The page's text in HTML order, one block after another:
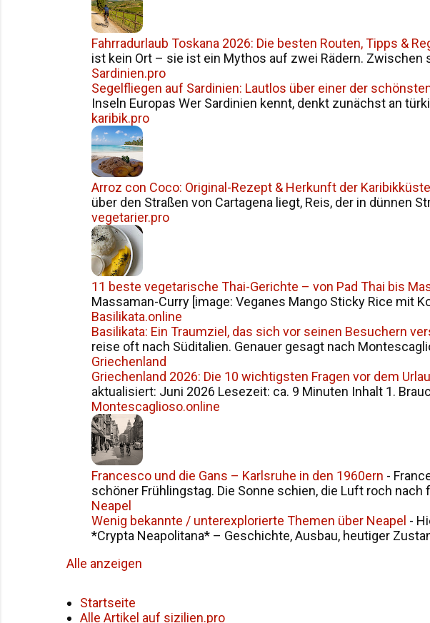
Fahrradurlaub Toskana 2026: Die besten Routen, Tipps &
ist kein Ort – sie ist ein Mythos auf zwei Rädern. Zwischen
Sardinien.pro
Segelfliegen auf Sardinien: Lautlos über einer der
Inseln Europas Wer Sardinien kennt, denkt zunächst an
karibik.pro
Arroz con Coco: Original-Rezept & Herkunft der Karibikküste
über den Straßen von Cartagena liegt, Reis, der in dünnen
vegetarier.pro
11 beste vegetarische Thai-Gerichte – von Pad Thai bis
Massaman-Curry [image: Veganes Mango Sticky Rice mit
Basilikata.online
Basilikata: Ein Traumziel, das sich vor seinen Besuchern
reise oft nach Süditalien. Genauer gesagt nach
Griechenland
Griechenland 2026: Die 10 wichtigsten Fragen vor dem
aktualisiert: Juni 2026 Lesezeit: ca. 9 Minuten Inhalt 1.
Montescaglioso.online
Francesco und die Gans – Karlsruhe in den 1960ern -
schöner Frühlingstag. Die Sonne schien, die Luft roch nach
Neapel
Wenig bekannte / unterexplorierte Themen über Neapel -
*Crypta Neapolitana* – Geschichte, Ausbau, heutiger
Alle anzeigen
Startseite
Alle Artikel auf sizilien.pro